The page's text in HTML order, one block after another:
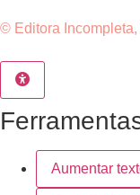
© Editora
Aumentar